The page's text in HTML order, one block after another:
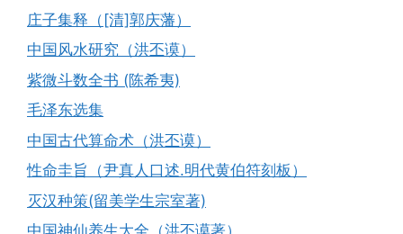
庄子集释（[清]郭庆藩）
中国风水研究（洪丕谟）
紫微斗数全书 (陈希夷)
毛泽东选集
中国古代算命术（洪丕谟）
性命圭旨（尹真人口述.明代黄伯符刻板）
灭汉种策(留美学生宗室著)